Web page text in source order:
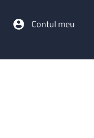
Contul meu